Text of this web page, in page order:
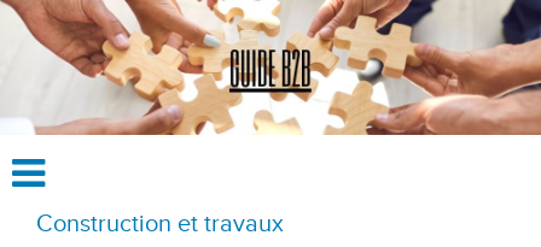
Construction et travaux